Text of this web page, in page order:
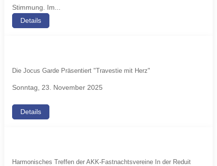
Stimmung. Im...
Details
Die Jocus Garde Präsentiert "Travestie mit Herz"
Sonntag, 23. November 2025
Details
Harmonisches Treffen der AKK-Fastnachtsvereine In der Reduit